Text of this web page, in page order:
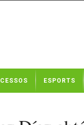
ESPORTS